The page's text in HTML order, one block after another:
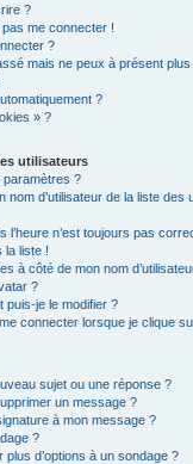
?
me connecter !
?
mais ne peux à présent
?
» ?
utilisateurs
paramètres ?
nom d’utilisateur de la liste des
l’heure n’est toujours pas
la liste !
à côté de mon nom
?
puis-je le modifier ?
connecter lorsque je clique
sujet ou une réponse ?
un message ?
à mon message ?
?
d’options à un sondage ?